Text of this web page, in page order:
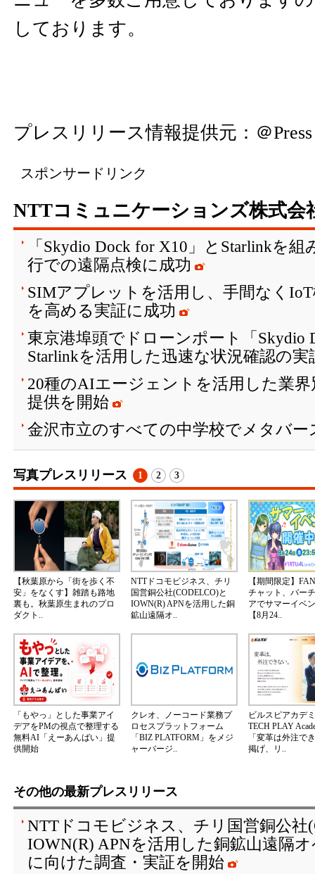
しております。
プレスリリース情報提供元： ＠Press
スポンサードリンク
NTTコミュニケーションズ株式会
「Skydio Dock for X10」とStarlinkを
行での遠隔点検に成功
SIMアプレットを活用し、手間なく
を高める実証に成功
東京港埠頭でドローンポート「Skydio
Starlinkを活用した迅速な状況確認の実
20種のAIエージェントを活用した業
提供を開始
金沢市立のすべての中学校でメタバー
写真プレスリリース 1 2 3
【秋葉原から「街を歩く不
安」をなくす】雑踏も路地
裏も。秋葉原生まれのプロ
ダクト..
NTTドコモビジネス、チリ
国営銅公社(CODELCO)と
IOWN(R) APNを活用した銅
鉱山遠隔オ..
【期間限定】
チャット、バー
アでサマーイベ
【8月24..
「もやっ」とした事業アイ
デアをPMの視点で整理する
無料AI「えーあんばい」提
供開始
クレオ、ノーコード業務プ
ロセスプラットフォーム
「BIZ PLATFORM」をメジ
ャーバージ..
ビルスピアカデ
TECH PLAY
「変革は外注で
掲げ、リ..
その他の最新プレスリリース
NTTドコモビジネス、チリ国営銅公社
IOWN(R) APNを活用した銅鉱山遠隔
に向けた調査・実証を開始